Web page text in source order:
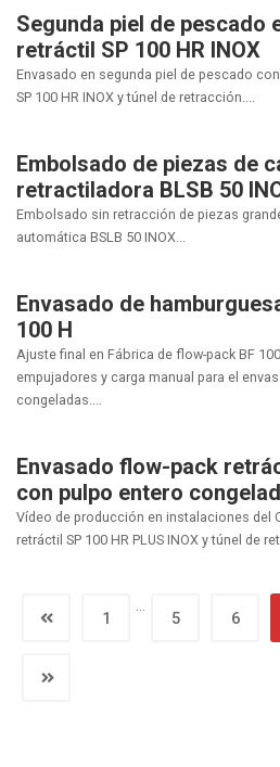
Segunda piel de pescado
retráctil SP 100 HR INOX
Envasado en segunda piel de pescado
SP 100 HR INOX y túnel de retracción....
Embolsado de piezas de
retractiladora BLSB 50
Embolsado sin retracción de piezas
automática BSLB 50 INOX...
Envasado de
100 H
Ajuste final en Fábrica de flow-pack BF
empujadores y carga manual para el
congeladas....
Envasado flow-pack
con pulpo entero
Vídeo de producción en instalaciones del
retráctil SP 100 HR PLUS INOX y túnel de
1 5 6